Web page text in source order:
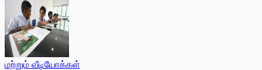
மற்றும் வீடியோக்கள்